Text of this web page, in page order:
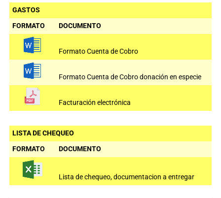
GASTOS
FORMATO
DOCUMENTO
Formato Cuenta de Cobro
Formato Cuenta de Cobro donación en especie
Facturación electrónica
LISTA DE CHEQUEO
FORMATO
DOCUMENTO
Lista de chequeo, documentacion a entregar